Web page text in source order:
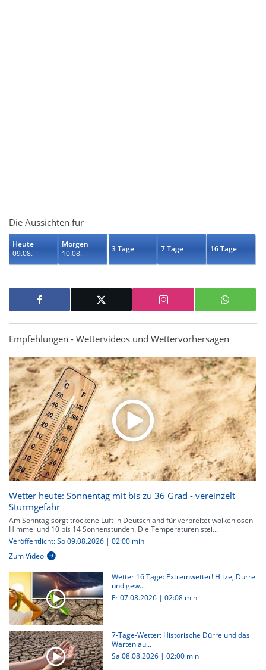
Die Aussichten für
Heute
09.08.
Morgen
10.08.
3 Tage 7 Tage 16 Tage
Empfehlungen - Wettervideos und Wettervorhersagen
Wetter heute: Sonnentag mit bis zu 36 Grad - vereinzelt
Sturmgefahr
Am Sonntag sorgt trockene Luft in Deutschland für verbreitet wolkenlosen
Himmel und 10 bis 14 Sonnenstunden. Die Temperaturen stei...
Veröffentlicht: So 09.08.2026 | 02:00 min
Zum Video
Wetter 16 Tage: Extremwetter! Hitze, Dürre
und gew...
Fr 07.08.2026 | 02:08 min
7-Tage-Wetter: Historische Dürre und das
Warten au...
Sa 08.08.2026 | 02:00 min